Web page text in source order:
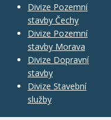
Divize Pozemní
stavby Čechy
Divize Pozemní
stavby Morava
Divize Dopravní
stavby
Divize Stavební
služby